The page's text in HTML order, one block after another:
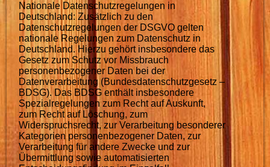
Nationale Datenschutzregelungen in
Deutschland: Zusätzlich zu den
Datenschutzregelungen der DSGVO gelten
nationale Regelungen zum Datenschutz in
Deutschland. Hierzu gehört insbesondere das
Gesetz zum Schutz vor Missbrauch
personenbezogener Daten bei der
Datenverarbeitung (Bundesdatenschutzgesetz –
BDSG). Das BDSG enthält insbesondere
Spezialregelungen zum Recht auf Auskunft,
zum Recht auf Löschung, zum
Widerspruchsrecht, zur Verarbeitung besonderer
Kategorien personenbezogener Daten, zur
Verarbeitung für andere Zwecke und zur
Übermittlung sowie automatisierten